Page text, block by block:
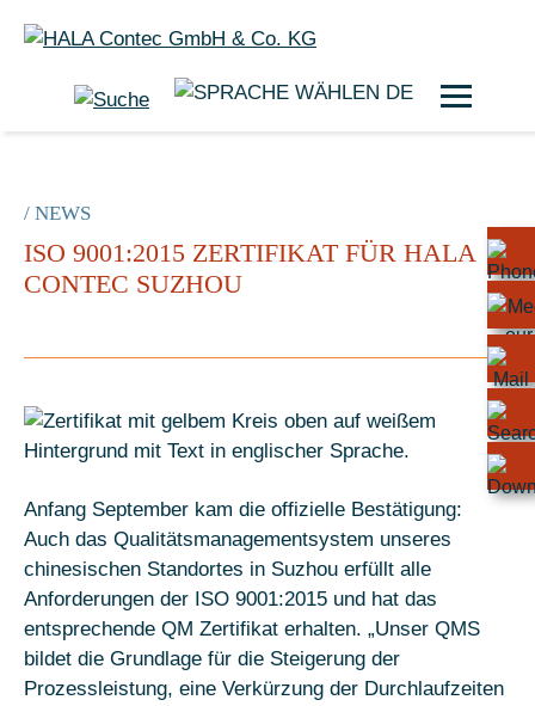
DE
/ NEWS
ISO 9001:2015 ZERTIFIKAT FÜR HALA
CONTEC SUZHOU
Anfang September kam die offizielle Bestätigung:
Auch das Qualitätsmanagementsystem unseres
chinesischen Standortes in Suzhou erfüllt alle
Anforderungen der ISO 9001:2015 und hat das
entsprechende QM Zertifikat erhalten. „Unser QMS
bildet die Grundlage für die Steigerung der
Prozessleistung, eine Verkürzung der Durchlaufzeiten